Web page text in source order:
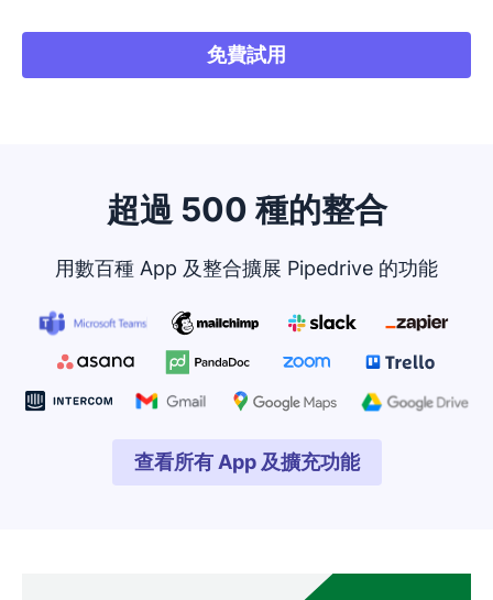
免費試用
超過 500 種的整合
用數百種 App 及整合擴展 Pipedrive 的功能
查看所有 App 及擴充功能
在新視窗開啟